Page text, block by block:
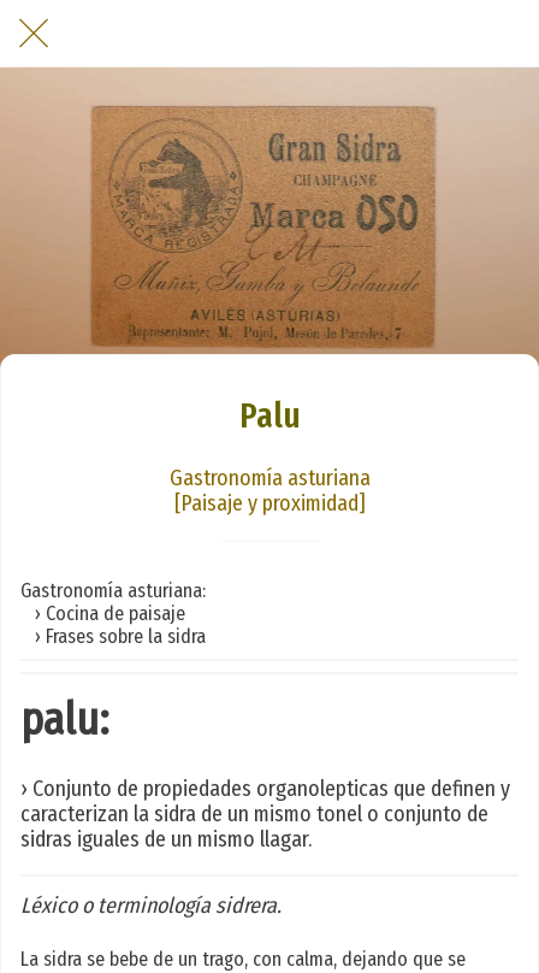
Palu
Gastronomía asturiana
[Paisaje y proximidad]
Gastronomía asturiana:
› Cocina de paisaje
› Frases sobre la sidra
palu:
› Conjunto de propiedades organolepticas que definen y
caracterizan la sidra de un mismo tonel o conjunto de
sidras iguales de un mismo llagar.
Léxico o terminología sidrera.
La sidra se bebe de un trago, con calma, dejando que se